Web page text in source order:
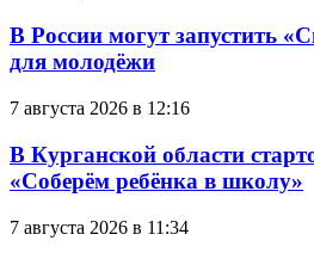
В России могут запустить
для молодёжи
7 августа 2026 в 12:16
В Курганской области
«Соберём ребёнка в школу»
7 августа 2026 в 11:34